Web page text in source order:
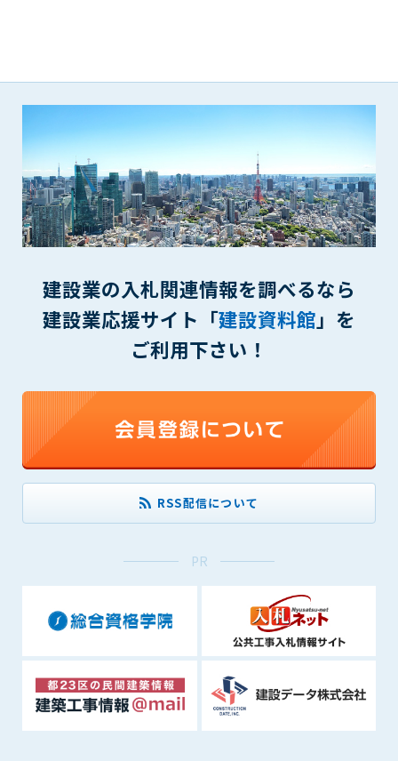
建設業の入札関連情報を調べるなら
建設業応援サイト「建設資料館」を
ご利用下さい！
RSS配信について
PR
ビスの提供に関連して管理者が知り得た会員の個人情報（以下
個人情報といいます）について、管理者は、以下の各号に該当
する場合を除き、第三者に開示または提供しないものとしま
す。
(1) 会員が、自己の個人情報の開示に事前に同意している場合
(2) 個々の会員を特定できない統計的な処理をした形式で第三
者に提供する場合
(3) 第三者および管理者の権利、財産、安全等を保護するため
に必要であると管理者が判断した場合
第10条（免責事項）
管理者は、会員が登録した内容が以下に該当する、またはその
恐れのあるものは、会員の承諾なく削除できるものとします。
を保証もしないものとします。また、当該情報等に起因して
生じた一切の損害に対して、管理者は、何らの責任も負わな
いものとします。
2. 会員は、自己の費用と責任において本サービスを利用するも
のとし、会員による本サービスの利用に関連し、第三者から
問合せ、クレーム、請求等がなされまたは訴訟が提起された
場合、当該会員は、自らの費用と責任においてこれを解決す
3. 本サービスにおいて掲載されている広告等によって行われる
取引に起因する損害及び広告等が掲載されたこと自体に起因
する損害については一切責任を負いません。
向上のための設備工事等の為に本サービスの運用を停止するこ
とがあります。運用停止については事前に建設資料館WEB上で
通知申し上げますが、緊急時はその限りではありません。